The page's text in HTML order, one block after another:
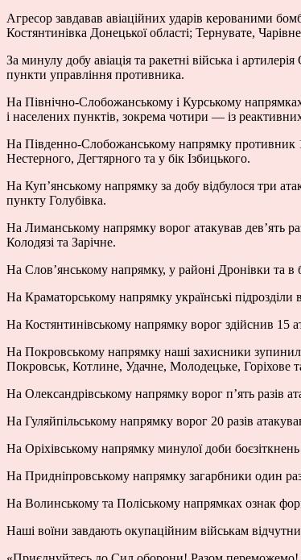
Агресор завдавав авіаційних ударів керованими
Костянтинівка Донецької області; Тернувате,
За минулу добу авіація та ракетні війська і
пункти управління противника.
На Північно-Слобожанському і Курському
і населених пунктів, зокрема чотири — із
На Південно-Слобожанському напрямку противник
Нестерного, Дегтярного та у бік Ізбицького.
На Куп’янському напрямку за добу відбулося три
пункту Голубівка.
На Лиманському напрямку ворог атакував дев’ять
Колодязі та Зарічне.
На Слов’янському напрямку, у районі Дронівки та в
На Краматорському напрямку українські
На Костянтинівському напрямку ворог здійснив 15
На Покровському напрямку наші захисники
Покровськ, Котлине, Удачне, Молодецьке, Горіхове
На Олександрівському напрямку ворог п’ять разів
На Гуляйпільському напрямку ворог 20 разів
На Оріхівському напрямку минулої доби боєзіткнень
На Придніпровському напрямку загарбники один
На Волинському та Поліському напрямках ознак
Наші воїни завдають окупаційним військам